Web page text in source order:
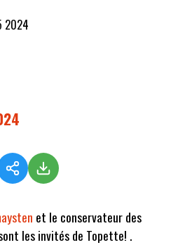
2024
et le conservateur des
les invités de Topette! .